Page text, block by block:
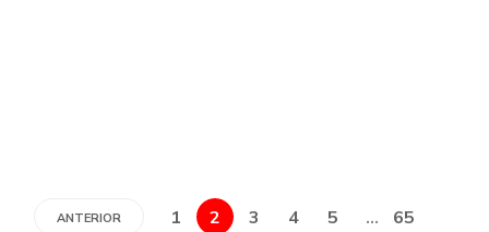
ANTERIOR 1 2 3 4 5 … 65